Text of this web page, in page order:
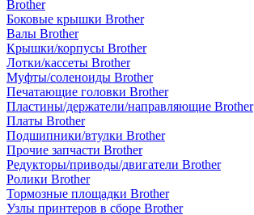
Brother
Боковые крышки Brother
Валы Brother
Крышки/корпусы Brother
Лотки/кассеты Brother
Муфты/соленоиды Brother
Печатающие головки Brother
Пластины/держатели/направляющие Brother
Платы Brother
Подшипники/втулки Brother
Прочие запчасти Brother
Редукторы/приводы/двигатели Brother
Ролики Brother
Тормозные площадки Brother
Узлы принтеров в сборе Brother